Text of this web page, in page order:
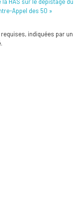
Appel des 50 »
indiquées par un